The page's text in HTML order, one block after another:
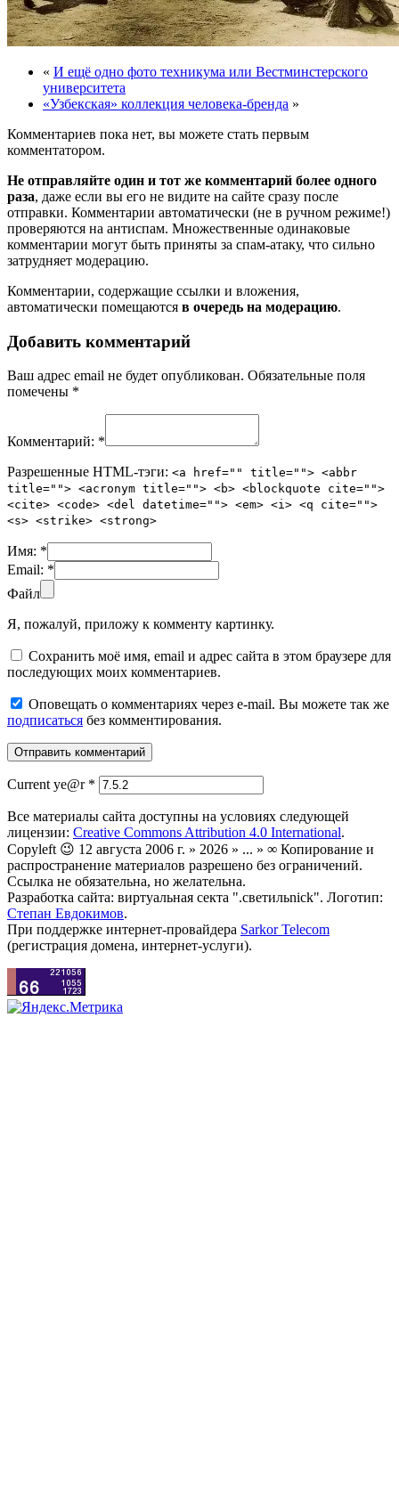
« И ещё одно фото техникума или Вестминстерского
университета
«Узбекская» коллекция человека-бренда »
Комментариев пока нет, вы можете стать первым
комментатором.
Не отправляйте один и тот же комментарий более одного
раза, даже если вы его не видите на сайте сразу после
отправки. Комментарии автоматически (не в ручном режиме!)
проверяются на антиспам. Множественные одинаковые
комментарии могут быть приняты за спам-атаку, что сильно
затрудняет модерацию.
Комментарии, содержащие ссылки и вложения,
автоматически помещаются в очередь на модерацию.
Добавить комментарий
Ваш адрес email не будет опубликован. Обязательные поля
помечены *
Комментарий: *
Разрешенные HTML-тэги: <a href="" title=""> <abbr
title=""> <acronym title=""> <b> <blockquote cite="">
<cite> <code> <del datetime=""> <em> <i> <q cite="">
<s> <strike> <strong>
Имя: *
Email: *
Файл
Я, пожалуй, приложу к комменту картинку.
Сохранить моё имя, email и адрес сайта в этом браузере для
последующих моих комментариев.
Оповещать о комментариях через e-mail. Вы можете так же
подписаться без комментирования.
Current ye@r *
Все материалы сайта доступны на условиях следующей
лицензии: Creative Commons Attribution 4.0 International.
Copyleft 😉 12 августа 2006 г. » 2026 » ... » ∞ Копирование и
распространение материалов разрешено без ограничений.
Ссылка не обязательна, но желательна.
Разработка сайта: виртуальная секта ".светильnick". Логотип:
Степан Евдокимов.
При поддержке интернет-провайдера Sarkor Telecom
(регистрация домена, интернет-услуги).